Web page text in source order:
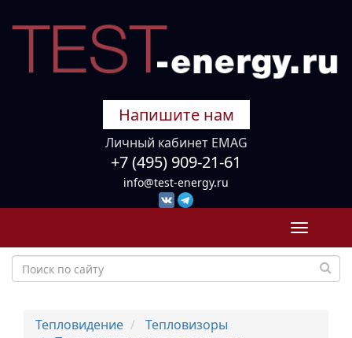
Напишите нам
Личный кабинет EMAG
+7 (495) 909-21-61
info@test-energy.ru
Toggle
Тепловидение
Тепловизоры